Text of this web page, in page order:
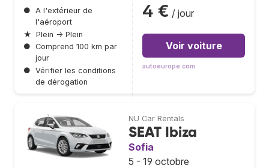
● A l'extérieur de
l'aéroport
★ Plein → Plein
● Comprend 100 km par
jour
● Vérifier les conditions
de dérogation
4 € / jour
Voir voiture
autoeurope.com
NU Car Rentals
SEAT Ibiza
Sofia
5 - 19 octobre